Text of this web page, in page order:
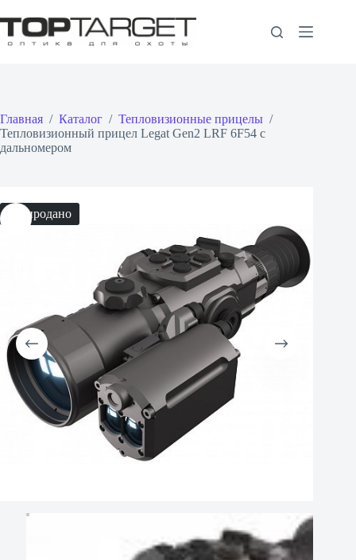
к
сути
Главная / Каталог / Тепловизионные прицелы /
Тепловизионный прицел Legat Gen2 LRF 6F54 с
дальномером
Распродано